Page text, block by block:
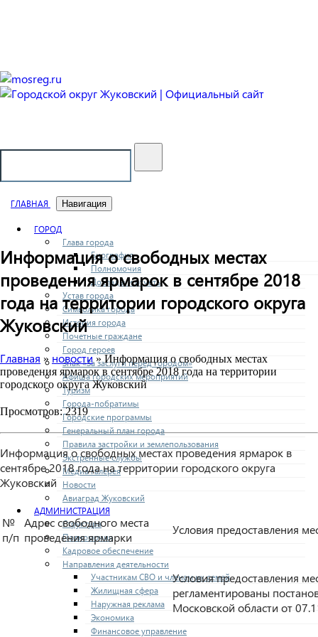
ГЛАВНАЯ Навигация
ГОРОД
Глава города
Биография
Полномочия
Доклады и отчеты
Устав города
Символика города
История города
Почетные граждане
Город героев
Знак «За заслуги перед городом»
Афиша городских мероприятий
Туризм
Города-побратимы
Городские программы
Генеральный план города
Правила застройки и землепользования
Экстренные службы
Медиа галерея
Новости
Авиаград Жуковский
АДМИНИСТРАЦИЯ
Структура
Полномочия
Кадровое обеспечение
Направления деятельности
Участникам СВО и членам их семей
Жилищная сфера
Наружная реклама
Экономика
Финансовое управление
Информация о свободных местах
проведения ярмарок в сентябре 2018
года на территории городского округа
Жуковский
Главная » новости » Информация о свободных местах
проведения ярмарок в сентябре 2018 года на территории
городского округа Жуковский
Просмотров: 2319
Информация о свободных местах проведения ярмарок в
сентябре 2018 года на территории городского округа
Жуковский
№
п/п
Адрес свободного места
проведения ярмарки
Условия предоставления
Условия предоставления
регламентированы
Московской области от